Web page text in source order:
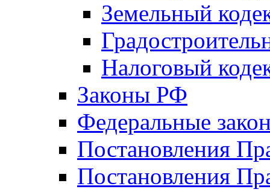
Земельный
Налоговый
Законы РФ
Федеральные
Постановления
Постановления